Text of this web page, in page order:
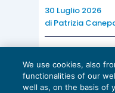
30 Luglio 2026
di Patrizia
EU AI Act e
scadenze
We use cookies, also
functionalities of our
well as, on the basis of